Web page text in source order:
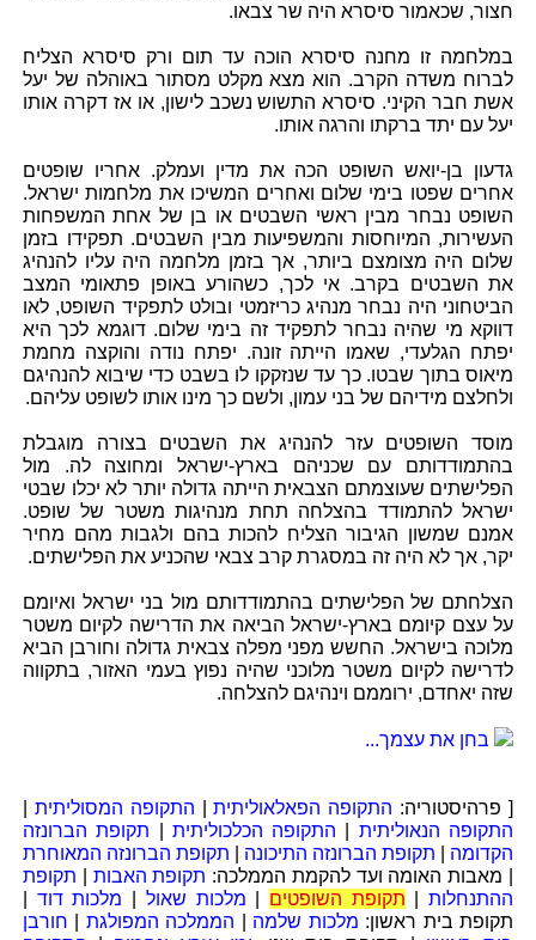
חצור, שכאמור סיסרא היה שר צבאו.
במלחמה זו מחנה סיסרא הוכה עד תום ורק סיסרא הצליח
לברוח משדה הקרב. הוא מצא מקלט מסתור באוהלה של יעל
אשת חבר הקיני. סיסרא התשוש נשכב לישון, או אז דקרה אותו
יעל עם יתד ברקתו והרגה אותו.
גדעון בן-יואש השופט הכה את מדין ועמלק. אחריו שופטים
אחרים שפטו בימי שלום ואחרים המשיכו את מלחמות ישראל.
השופט נבחר מבין ראשי השבטים או בן של אחת המשפחות
העשירות, המיוחסות והמשפיעות מבין השבטים. תפקידו בזמן
שלום היה מצומצם ביותר, אך בזמן מלחמה היה עליו להנהיג
את השבטים בקרב. אי לכך, כשהורע באופן פתאומי המצב
הביטחוני היה נבחר מנהיג כריזמטי ובולט לתפקיד השופט, לאו
דווקא מי שהיה נבחר לתפקיד זה בימי שלום. דוגמא לכך היא
יפתח הגלעדי, שאמו הייתה זונה. יפתח נודה והוקצה מחמת
מיאוס בתוך שבטו. כך עד שנזקקו לו בשבט כדי שיבוא להנהיגם
ולחלצם מידיהם של בני עמון, ולשם כך מינו אותו לשופט עליהם.
מוסד השופטים עזר להנהיג את השבטים בצורה מוגבלת
בהתמודדותם עם שכניהם בארץ-ישראל ומחוצה לה. מול
הפלישתים שעוצמתם הצבאית הייתה גדולה יותר לא יכלו שבטי
ישראל להתמודד בהצלחה תחת מנהיגות משטר של שופט.
אמנם שמשון הגיבור הצליח להכות בהם ולגבות מהם מחיר
יקר, אך לא היה זה במסגרת קרב צבאי שהכניע את הפלישתים.
הצלחתם של הפלישתים בהתמודדותם מול בני ישראל ואיומם
על עצם קיומם בארץ-ישראל הביאה את הדרישה לקיום משטר
מלוכה בישראל. החשש מפני מפלה צבאית גדולה וחורבן הביא
לדרישה לקיום משטר מלוכני שהיה נפוץ בעמי האזור, בתקווה
שזה יאחדם, ירוממם וינהיגם להצלחה.
בחן את עצמך...
[ פרהיסטוריה: התקופה הפאלאוליתית| התקופה המסוליתית
התקופה הנאוליתית
התקופה הכלכוליתית
תקופת הברונזה
הקדומה
תקופת הברונזה התיכונה
תקופת הברונזה המאוחרת
| מאבות האומה ועד להקמת הממלכה: תקופת האבות
תקופת
ההתנחלות| תקופת השופטים מלכות שאול מלכות דוד
תקופת בית ראשון: מלכות שלמה הממלכה המפולגת
חורבן